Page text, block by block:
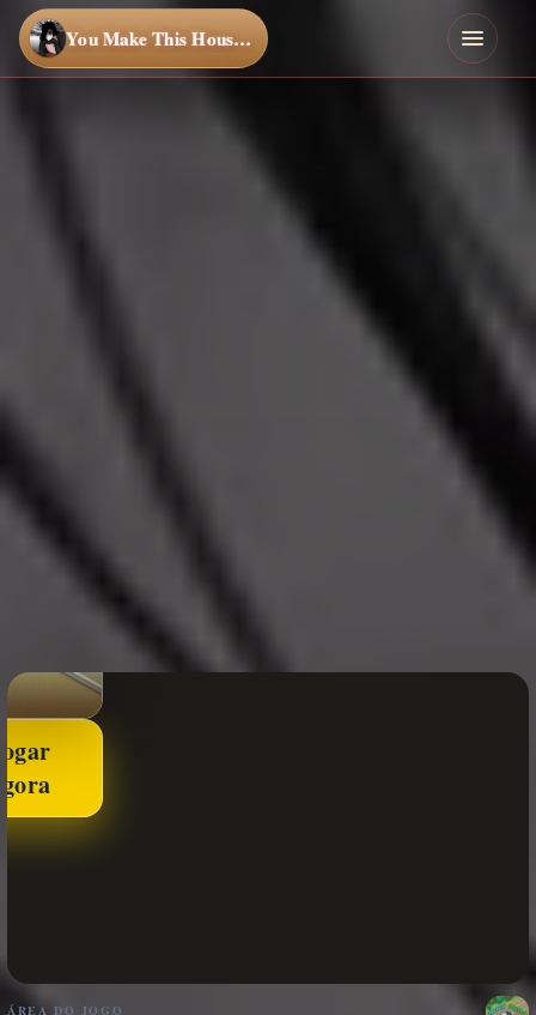
You Make This House a Home
ÁREA DO JOGO